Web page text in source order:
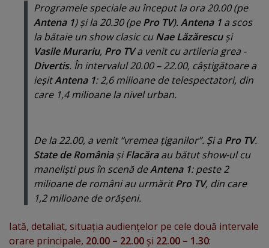
Programele speciale au început la ora 20.00 (pe
Antena 1) şi la 20.30 (pePro TV). Antena 1 a scos
la bătaie un show clasic cuNae Lăzărescuşi
Vasile Murariu, Pro TVa venit cu artileria grea -
Divertis. În intervalul 20.00 – 22.00, câştigătoare a
ieşitAntena 1: 2,6 milioane de telespectatori, din
care 1,4 milioane la nivel urban.
De la 22.00, a venit “vremea ţiganilor”. Şi a Pro TV.
State de RomâniaşiFlacăraau bătut show-ul cu
manelişti pus în scenă deAntena 1: peste 2
milioane de români au urmăritPro TV, din care
1,2 milioane de orăşeni.
Iată, detaliat, situaţia audienţelor pe cele două intervale
orare principale, 20.00 – 22.00 şi 22.00 – 1.30: